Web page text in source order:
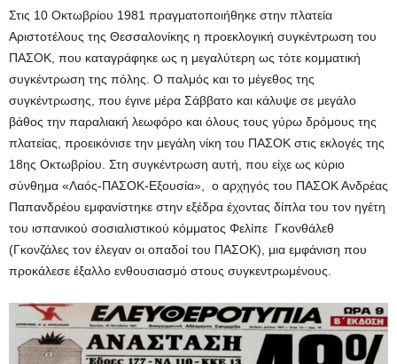
Στις 10 Οκτωβρίου 1981 πραγματοποιήθηκε στην πλατεία
Αριστοτέλους της Θεσσαλονίκης η προεκλογική συγκέντρωση του
ΠΑΣΟΚ, που καταγράφηκε ως η μεγαλύτερη ως τότε κομματική
συγκέντρωση της πόλης. Ο παλμός και το μέγεθος της
συγκέντρωσης, που έγινε μέρα Σάββατο και κάλυψε σε μεγάλο
βάθος την παραλιακή λεωφόρο και όλους τους γύρω δρόμους της
πλατείας, προεικόνισε την μεγάλη νίκη του ΠΑΣΟΚ στις εκλογές της
18ης Οκτωβρίου. Στη συγκέντρωση αυτή, που είχε ως κύριο
σύνθημα «Λαός-ΠΑΣΟΚ-Εξουσία», ο αρχηγός του ΠΑΣΟΚ Ανδρέας
Παπανδρέου εμφανίστηκε στην εξέδρα έχοντας δίπλα του τον ηγέτη
του ισπανικού σοσιαλιστικού κόμματος Φελίπε Γκονθάλεθ
(Γκονζάλες τον έλεγαν οι οπαδοί του ΠΑΣΟΚ), μια εμφάνιση που
προκάλεσε έξαλλο ενθουσιασμό στους συγκεντρωμένους.